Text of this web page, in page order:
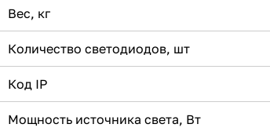
Вес, кг
Количество светодиодов, шт
Код IP
Мощность источника света, Вт